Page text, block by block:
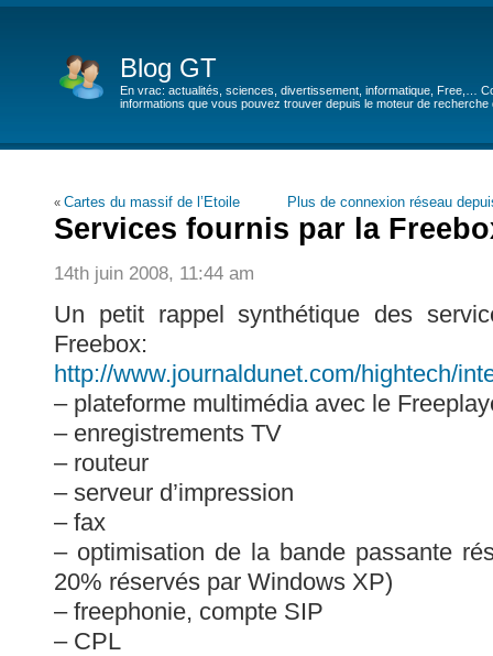
Blog GT
En vrac: actualités, sciences, divertissement, informatique, Free,…
informations que vous pouvez trouver depuis le moteur de recherche
« Cartes du massif de l’Etoile Plus de connexion réseau
Services fournis par la
14th juin 2008, 11:44 am
Un petit rappel synthétique des
Freebox:
http://www.journaldunet.com/hightech/
– plateforme multimédia avec le
– enregistrements TV
– routeur
– serveur d’impression
– fax
– optimisation de la bande passante
20% réservés par Windows XP)
– freephonie, compte SIP
– CPL